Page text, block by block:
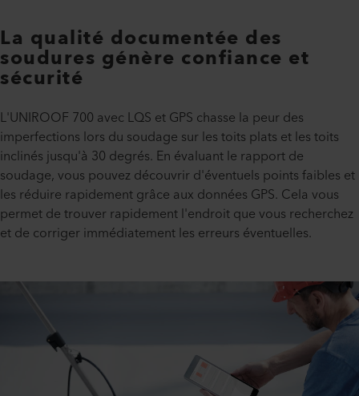
La qualité documentée des
soudures génère confiance et
sécurité
L'UNIROOF 700 avec LQS et GPS chasse la peur des
imperfections lors du soudage sur les toits plats et les toits
inclinés jusqu'à 30 degrés. En évaluant le rapport de
soudage, vous pouvez découvrir d'éventuels points faibles et
les réduire rapidement grâce aux données GPS. Cela vous
permet de trouver rapidement l'endroit que vous recherchez
et de corriger immédiatement les erreurs éventuelles.